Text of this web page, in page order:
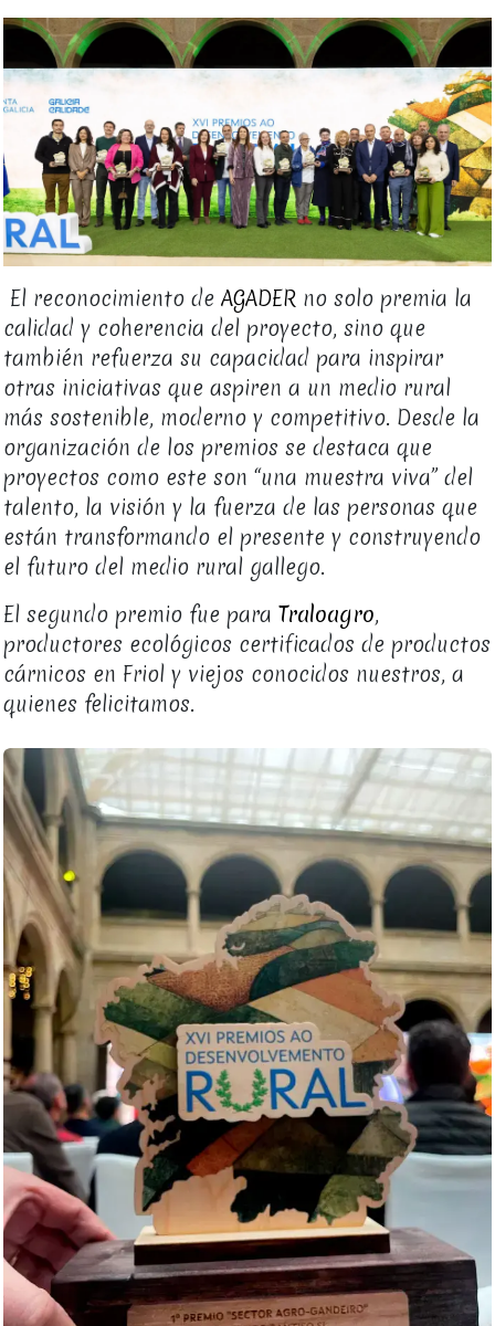
El reconocimiento deAGADER no solo premia la
calidad y coherencia del proyecto, sino que
también refuerza su capacidad para inspirar
otras iniciativas que aspiren a un medio rural
más sostenible, moderno y competitivo. Desde la
organización de los premios se destaca que
proyectos como este son “una muestra viva” del
talento, la visión y la fuerza de las personas que
están transformando el presente y construyendo
el futuro del medio rural gallego.
El segundo premio fue paraTraloagro,
productores ecológicos certificados de productos
cárnicos en Friol y viejos conocidos nuestros, a
quienes felicitamos.